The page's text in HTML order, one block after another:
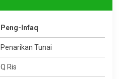
Peng-Infaq
Penarikan Tunai
Q Ris